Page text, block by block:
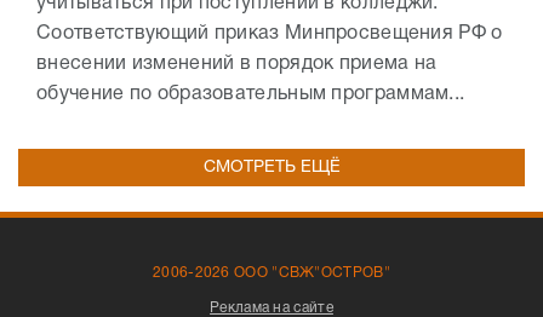
учитываться при поступлении в колледжи.
Соответствующий приказ Минпросвещения РФ о
внесении изменений в порядок приема на
обучение по образовательным программам...
СМОТРЕТЬ ЕЩЁ
2006-2026 ООО "СВЖ"ОСТРОВ"
Реклама на сайте